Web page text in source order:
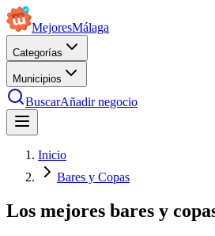
MejoresMálaga
Categorías
Municipios
BuscarAñadir negocio
Inicio
Bares y Copas
Los mejores bares y